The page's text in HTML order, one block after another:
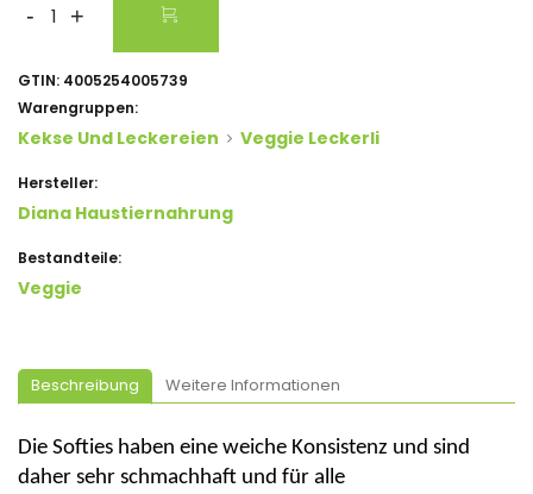
- +
GTIN: 4005254005739
Warengruppen:
Kekse Und Leckereien Veggie Leckerli
Hersteller:
Diana Haustiernahrung
Bestandteile:
Veggie
Beschreibung Weitere Informationen
Die Softies haben eine weiche Konsistenz und sind
daher sehr schmachhaft und für alle